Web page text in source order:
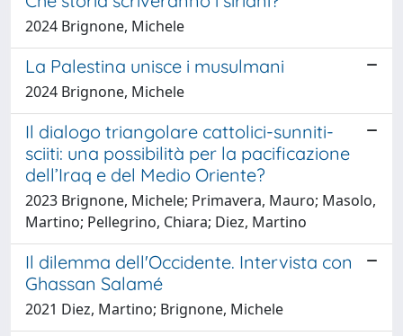
2024 Brignone, Michele
La Palestina unisce i musulmani
2024 Brignone, Michele
Il dialogo triangolare cattolici-sunniti-
sciiti: una possibilità per la pacificazione
dell’Iraq e del Medio Oriente?
2023 Brignone, Michele; Primavera, Mauro; Masolo,
Martino; Pellegrino, Chiara; Diez, Martino
Il dilemma dell'Occidente. Intervista con
Ghassan Salamé
2021 Diez, Martino; Brignone, Michele